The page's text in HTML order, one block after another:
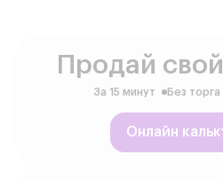
Продай
За 15 минут Без торга
Онлайн